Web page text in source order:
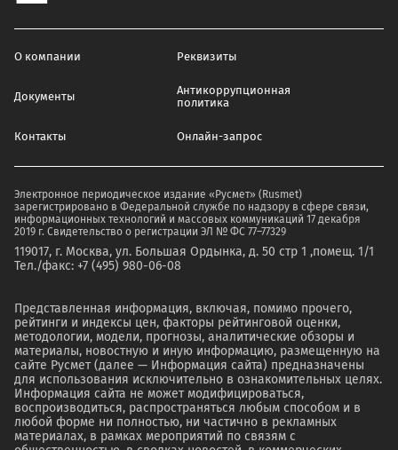
О компании Реквизиты
Документы
Антикоррупционная
политика
Контакты Онлайн-запрос
Электронное периодическое издание «Русмет» (Rusmet)
зарегистрировано в Федеральной службе по надзору в сфере связи,
информационных технологий и массовых коммуникаций 17 декабря
2019 г. Свидетельство о регистрации ЭЛ № ФС 77–77329
119017, г. Москва, ул. Большая Ордынка, д. 50 стр 1 ,помещ. 1/1
Тел./факс: +7 (495) 980-06-08
Представленная информация, включая, помимо прочего,
рейтинги и индексы цен, факторы рейтинговой оценки,
методологии, модели, прогнозы, аналитические обзоры и
материалы, новостную и иную информацию, размещенную на
сайте Русмет (далее — Информация сайта) предназначены
для использования исключительно в ознакомительных целях.
Информация сайта не может модифицироваться,
воспроизводиться, распространяться любым способом и в
любой форме ни полностью, ни частично в рекламных
материалах, в рамках мероприятий по связям с